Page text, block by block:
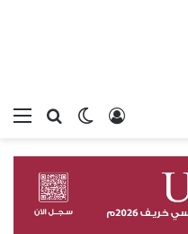
بحثالوضع
تسجيل الدخول